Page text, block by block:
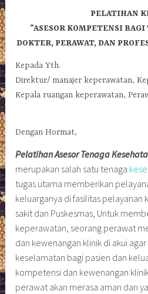
PELATIHAN
“ASESOR KOMPETENSI
DOKTER, PERAWAT, DAN
Kepada Yth.
Direktur/ manajer keperawatan,
Kepala ruangan keperawatan,
Dengan Hormat,
Pelatihan Asesor Tenaga
merupakan salah satu tenaga
tugas utama memberikan
keluarganya di fasilitas pelayanan
sakit dan Puskesmas, Untuk
keperawatan, seorang perawat
dan kewenangan klinik di akui
keselamatan bagi pasien dan
kompetensi dan kewenangan
perawat akan merasa aman dan